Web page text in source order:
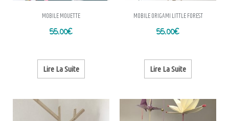
MOBILE MOUETTE
55.00€
Lire La Suite
MOBILE ORIGAMI LITTLE FOREST
55.00€
Lire La Suite